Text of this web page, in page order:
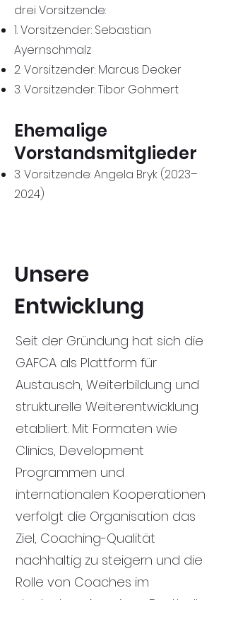
drei Vorsitzende:
1. Vorsitzender: Sebastian
Ayernschmalz
2. Vorsitzender: Marcus Decker
3. Vorsitzender: Tibor Gohmert
Ehemalige
Vorstandsmitglieder
3. Vorsitzende: Angela Bryk (2023–
2024)
Unsere
Entwicklung
Seit der Gründung hat sich die
GAFCA als Plattform für
Austausch, Weiterbildung und
strukturelle Weiterentwicklung
etabliert. Mit Formaten wie
Clinics, Development
Programmen und
internationalen Kooperationen
verfolgt die Organisation das
Ziel, Coaching-Qualität
nachhaltig zu steigern und die
Rolle von Coaches im
deutschen American Football